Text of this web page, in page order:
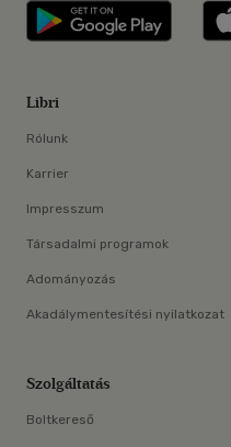
Libri
Libri
Rólunk
Karrier
Impresszum
Társadalmi programok
Adományozás
Akadálymentesítési nyilatkozat
Szolgáltatás
Boltkereső